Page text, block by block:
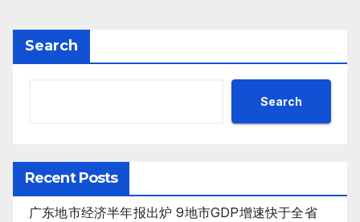
Search
Search
Recent Posts
广东地市经济半年报出炉 9地市GDP增速快于全省